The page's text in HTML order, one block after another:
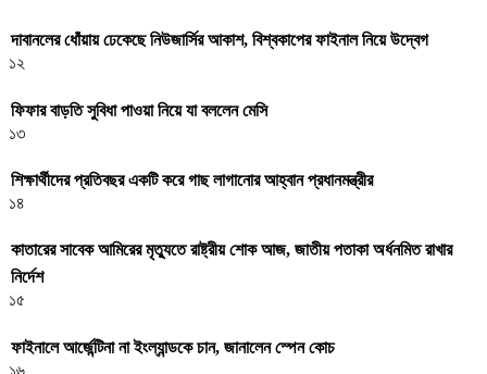
দাবানলের ধোঁয়ায় ঢেকেছে নিউজার্সির আকাশ, বিশ্বকাপের ফাইনাল নিয়ে উদ্বেগ
১২
ফিফার বাড়তি সুবিধা পাওয়া নিয়ে যা বললেন মেসি
১৩
শিক্ষার্থীদের প্রতিবছর একটি করে গাছ লাগানোর আহ্বান প্রধানমন্ত্রীর
১৪
কাতারের সাবেক আমিরের মৃত্যুতে রাষ্ট্রীয় শোক আজ, জাতীয় পতাকা অর্ধনমিত রাখার
নির্দেশ
১৫
ফাইনালে আর্জেন্টিনা না ইংল্যান্ডকে চান, জানালেন স্পেন কোচ
১৬